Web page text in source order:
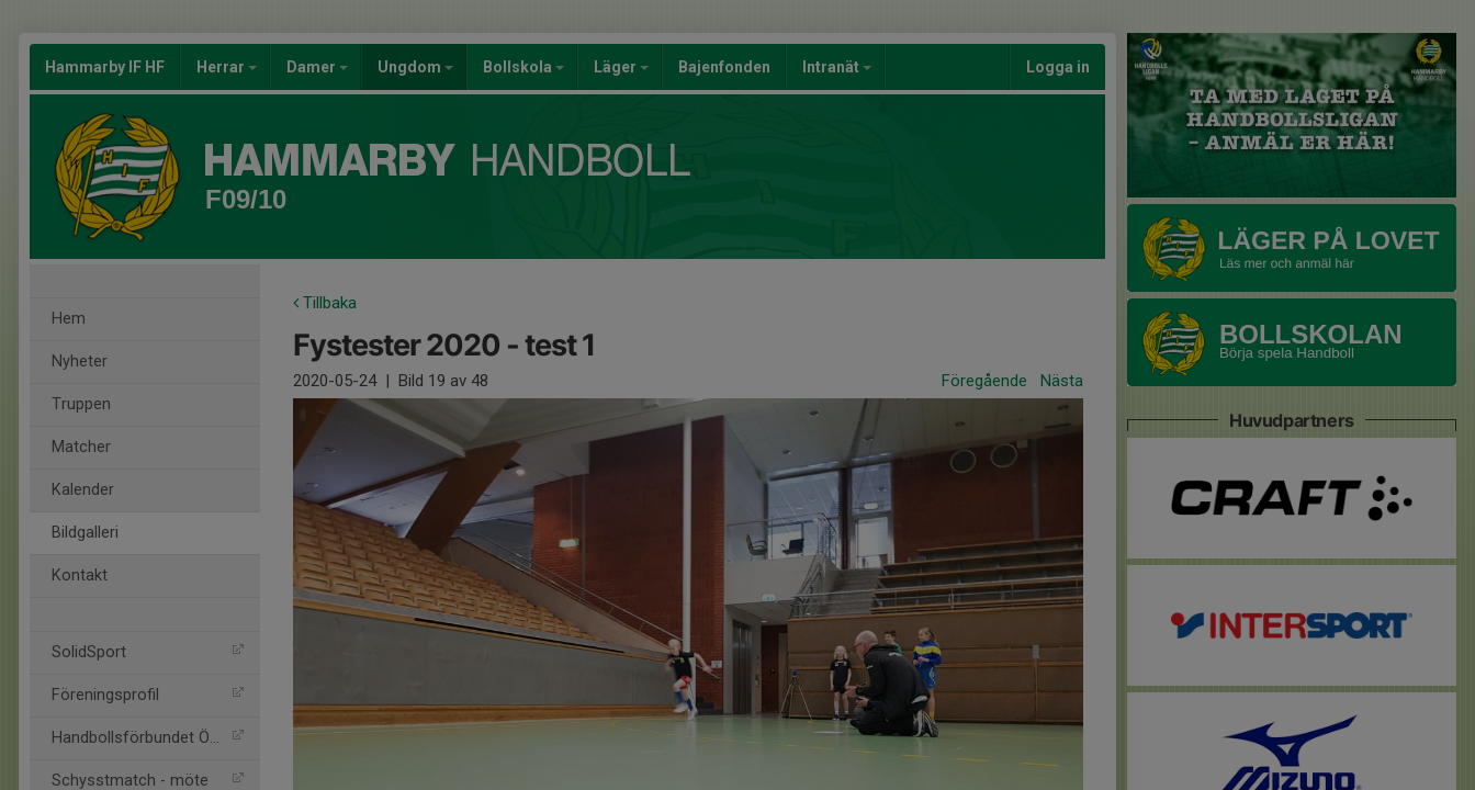
Hammarby IF HF Herrar Damer Ungdom Bollskola Läger Bajenfonden Intranät Logga in
F09/10
Hem
Nyheter
Truppen
Matcher
Kalender
Bildgalleri
Kontakt
SolidSport
Föreningsprofil
Handbollsförbundet Öst
Schysstmatch - möte
Tillbaka
Fystester 2020 - test 1
2020-05-24 | Bild 19 av 48 Föregående Nästa
Huvudpartners